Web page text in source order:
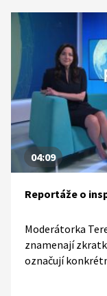
04:09
Reportáže o
Moderátorka
znamenají
označují